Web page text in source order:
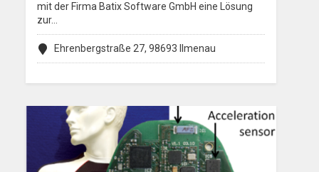
mit der Firma Batix Software GmbH eine Lösung
zur…
Ehrenbergstraße 27, 98693 Ilmenau